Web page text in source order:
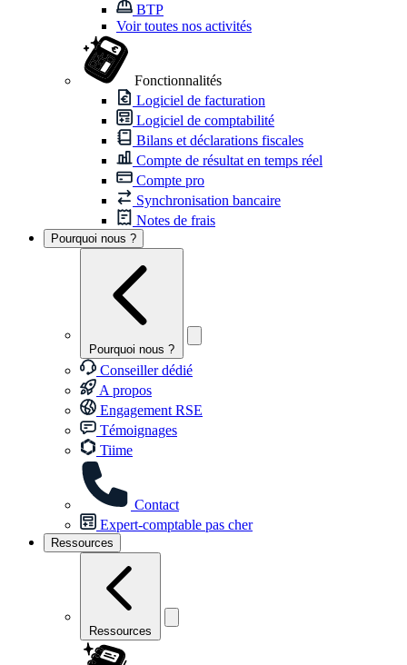
BTP
Voir toutes nos activités
Fonctionnalités
Logiciel de facturation
Logiciel de comptabilité
Bilans et déclarations fiscales
Compte de résultat en temps réel
Compte pro
Synchronisation bancaire
Notes de frais
Pourquoi nous ?
Pourquoi nous ?
Conseiller dédié
A propos
Engagement RSE
Témoignages
Tiime
Contact
Expert-comptable pas cher
Ressources
Ressources